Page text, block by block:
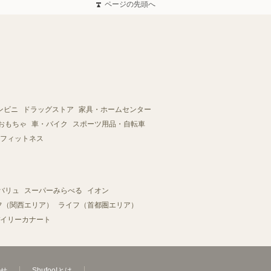
ページの先頭へ
ビニ ドラッグストア
家具・ホームセンター
もちゃ
車・バイク
スポーツ用品・自転車
ィットネス
リュ スーパーみらべる
イオン
関西エリア）
ライフ（首都圏エリア）
リーカナート